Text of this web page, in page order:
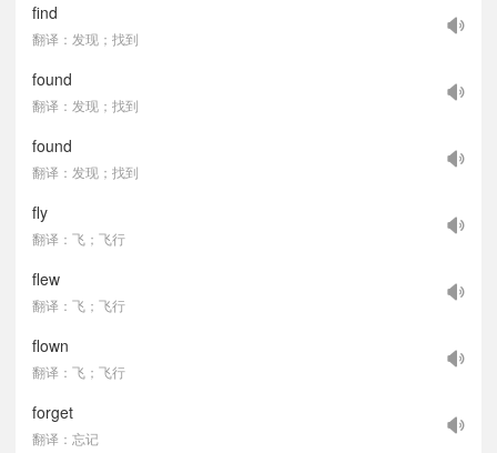
find
翻译：发现；找到
found
翻译：发现；找到
found
翻译：发现；找到
fly
翻译：飞；飞行
flew
翻译：飞；飞行
flown
翻译：飞；飞行
forget
翻译：忘记